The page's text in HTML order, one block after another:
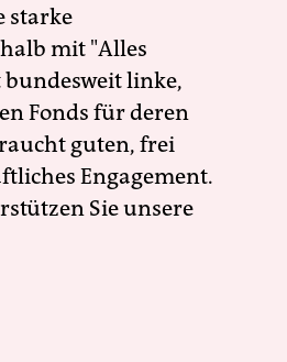
starke
mit "Alles
linke,
Fonds für deren
guten, frei
Engagement.
Sie unsere